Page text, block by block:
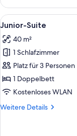
Zimmer
(Prestige)
Alle
Fotos
für
Junior-
Suite
anzeigen
16
Junior-Suite
40 m²
1 Schlafzimmer
Platz für 3 Personen
1 Doppelbett
Kostenloses WLAN
Weitere Details
Weitere